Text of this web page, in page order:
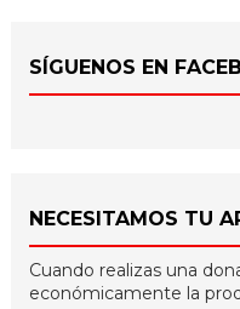
SÍGUENOS EN
NECESITAMOS TU
Cuando realizas una
económicamente la